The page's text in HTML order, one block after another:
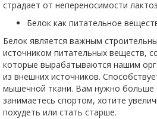
страдает от непереносимости
Белок как питательное
Белок является важным
источником питательных веществ,
которые вырабатываются нашим
из внешних источников.
мышечной ткани. Вам нужно больше
занимаетесь спортом, хотите
похудеть или стать старше.